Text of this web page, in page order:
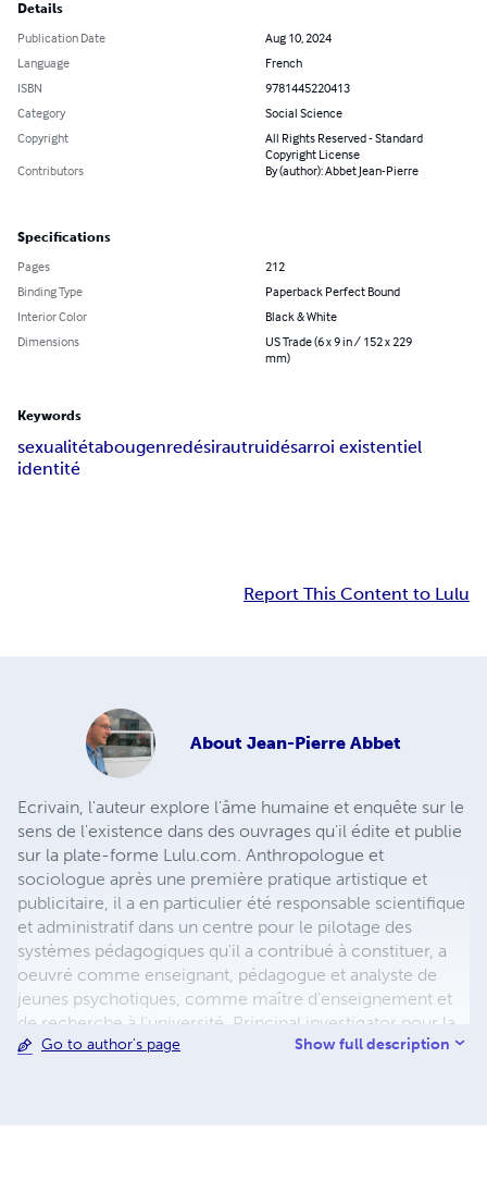
Details
Publication Date
Aug 10, 2024
Language
French
ISBN
9781445220413
Category
Social Science
Copyright
All Rights Reserved - Standard
Copyright License
Contributors
By (author): Abbet Jean-Pierre
Specifications
Pages
212
Binding Type
Paperback Perfect Bound
Interior Color
Black & White
Dimensions
US Trade (6 x 9 in / 152 x 229
mm)
Keywords
sexualitétabougenredésirautruidésarroi existentiel
identité
Report This Content to Lulu
About Jean-Pierre Abbet
Ecrivain, l'auteur explore l'âme humaine et enquête sur le
sens de l'existence dans des ouvrages qu'il édite et publie
sur la plate-forme Lulu.com. Anthropologue et
sociologue après une première pratique artistique et
publicitaire, il a en particulier été responsable scientifique
et administratif dans un centre pour le pilotage des
systèmes pédagogiques qu'il a contribué à constituer, a
oeuvré comme enseignant, pédagogue et analyste de
jeunes psychotiques, comme maître d'enseignement et
de recherche à l'université, Principal investigator pour la
Suisse d'une enquête patronnée par l'OMS sur la santé des
Go to author's page Show full description